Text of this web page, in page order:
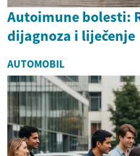
Autoimune bolesti:
dijagnoza i liječenje
AUTOMOBIL